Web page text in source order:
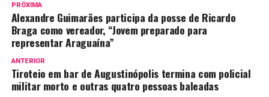
PRÓXIMA
Alexandre Guimarães participa da posse de Ricardo
Braga como vereador, “Jovem preparado para
representar Araguaína”
ANTERIOR
Tiroteio em bar de Augustinópolis termina com policial
militar morto e outras quatro pessoas baleadas